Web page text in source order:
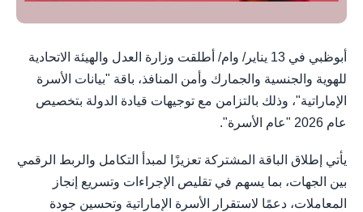
أبوظبي في 13 يناير/ وام/ أطلقت وزارة العدل والهيئة الاتحادية
للهوية والجنسية والجمارك وأمن المنافذ، باقة "بيانات الأسرة
الإماراتية"، وذلك بالتزامن مع توجيهات قيادة الدولة بتخصيص
عام 2026 "عام الأسرة".
يأتي إطلاق الباقة المشتركة تعزيزًا لمبدأ التكامل والربط الرقمي
بين الجهات، بما يسهم في تقليص الإجراءات وتسريع إنجاز
المعاملات، دعمًا لاستقرار الأسرة الإماراتية وتحسين جودة